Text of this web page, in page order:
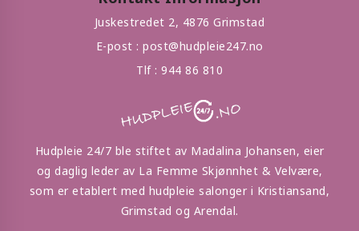
Juskestredet 2, 4876 Grimstad
E-post : post@hudpleie247.no
Tlf : 944 86 810
Hudpleie 24/7 ble stiftet av Madalina Johansen, eier
og daglig leder av La Femme Skjønnhet & Velvære,
som er etablert med hudpleie salonger i Kristiansand,
Grimstad og Arendal.